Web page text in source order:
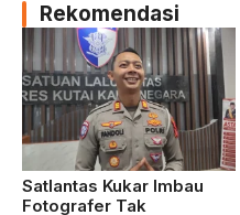
Rekomendasi
Satlantas Kukar Imbau
Fotografer Tak